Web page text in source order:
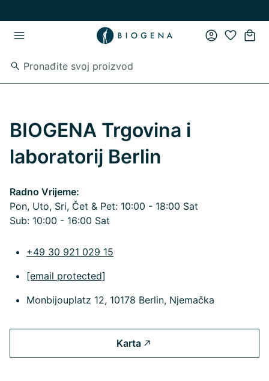
BIOGENA Trgovina i
laboratorij Berlin
Radno Vrijeme:
Pon, Uto, Sri, Čet & Pet: 10:00 - 18:00 Sat
Sub: 10:00 - 16:00 Sat
+49 30 921 029 15
[email protected]
Monbijouplatz 12, 10178 Berlin, Njemačka
Karta